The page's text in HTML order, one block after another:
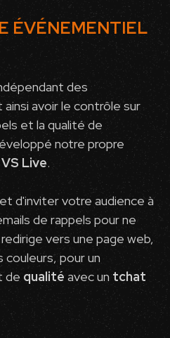
ÉVÉNEMENTIEL
des
avoir le contrôle sur
et la qualité de
notre propre
VS Live.
d'inviter votre audience à
de rappels pour ne
vers une page web,
couleurs, pour un
de qualité avec untchat